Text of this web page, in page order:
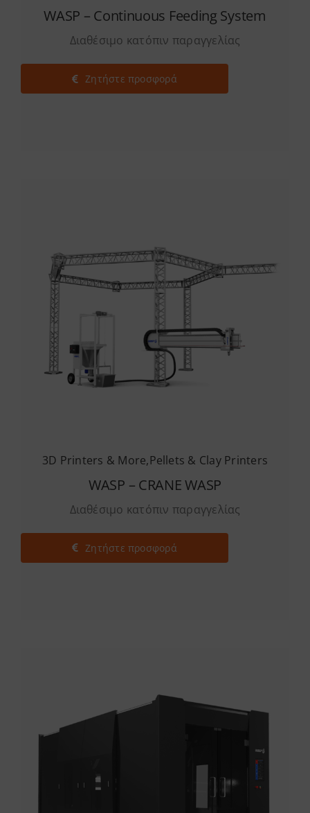
WASP – Continuous Feeding System
Διαθέσιμο κατόπιν παραγγελίας
Ζητήστε προσφορά
3D Printers & More,Pellets & Clay Printers
WASP – CRANE WASP
Διαθέσιμο κατόπιν παραγγελίας
Ζητήστε προσφορά